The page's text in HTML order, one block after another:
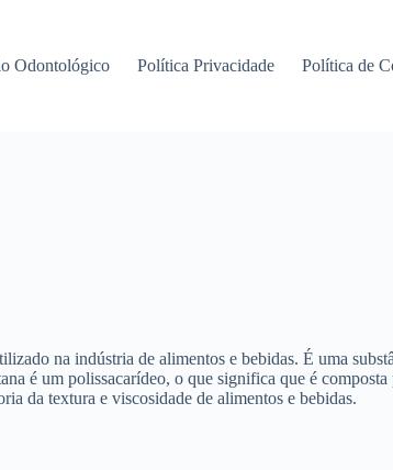
Odontológico Política Privacidade Política de
na indústria de alimentos e bebidas. É uma
é um polissacarídeo, o que significa que é
da textura e viscosidade de alimentos e bebidas.